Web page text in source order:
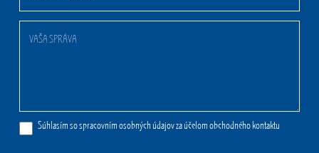
Súhlasím so spracovním osobných údajov za účelom obchodného kontaktu